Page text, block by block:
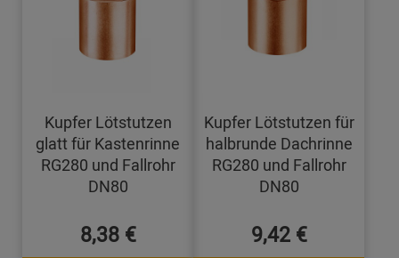
Kupfer Lötstutzen
glatt für Kastenrinne
RG280 und Fallrohr
DN80
8,38 €
Kupfer Lötstutzen für
halbrunde Dachrinne
RG280 und Fallrohr
DN80
9,42 €